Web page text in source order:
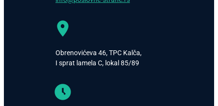
Obrenovićeva 46, TPC Kalča,
I sprat lamela C, lokal 85/89